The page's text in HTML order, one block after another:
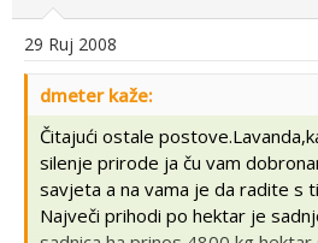
29 Ruj 2008
dmeter kaže:
Čitajući ostale
silenje prirode ja ču vam
savjeta a na vama je da radite s
Največi prihodi po hektar je